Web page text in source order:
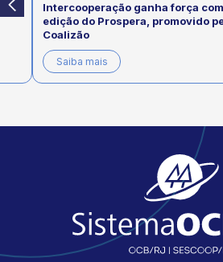
Intercooperação ganha força
edição do Prospera, promovido
Coalizão
Saiba mais